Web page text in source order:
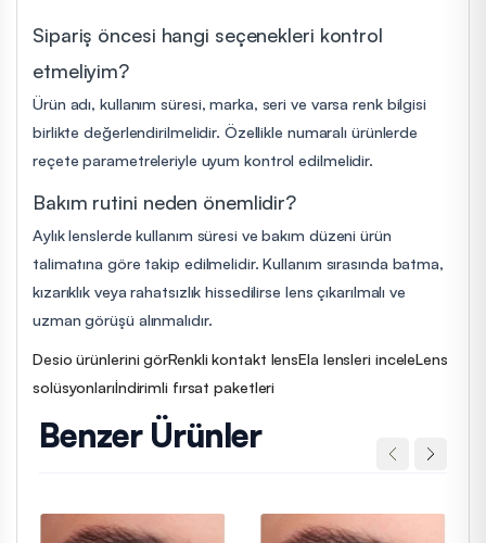
Sipariş öncesi hangi seçenekleri kontrol
etmeliyim?
Ürün adı, kullanım süresi, marka, seri ve varsa renk bilgisi
birlikte değerlendirilmelidir. Özellikle numaralı ürünlerde
reçete parametreleriyle uyum kontrol edilmelidir.
Bakım rutini neden önemlidir?
Aylık lenslerde kullanım süresi ve bakım düzeni ürün
talimatına göre takip edilmelidir. Kullanım sırasında batma,
kızarıklık veya rahatsızlık hissedilirse lens çıkarılmalı ve
uzman görüşü alınmalıdır.
Desio ürünlerini görRenkli kontakt lensEla lensleri inceleLens
solüsyonlarıİndirimli fırsat paketleri
Benzer Ürünler